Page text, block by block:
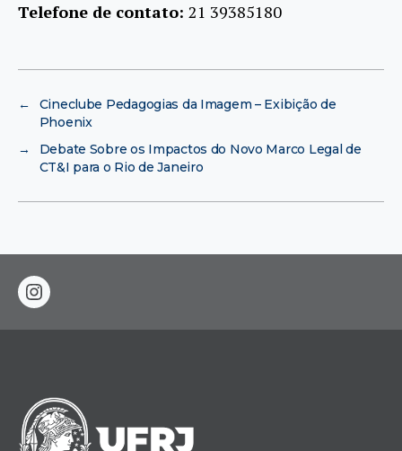
Telefone de contato: 21 39385180
←
Cineclube Pedagogias da Imagem – Exibição de
Phoenix
→
Debate Sobre os Impactos do Novo Marco Legal de
CT&I para o Rio de Janeiro
instagram